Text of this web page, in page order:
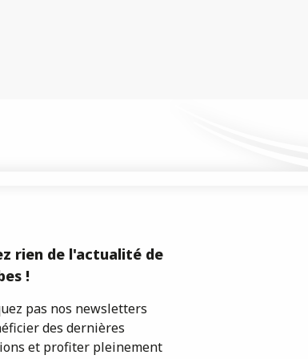
rien de l'actualité de
!
pas nos newsletters
des dernières
et profiter pleinement